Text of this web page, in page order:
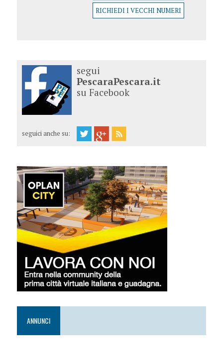
RICHIEDI I VECCHI NUMERI
segui
PescaraPescara.it
su Facebook
seguici anche su:
ANNUNCI